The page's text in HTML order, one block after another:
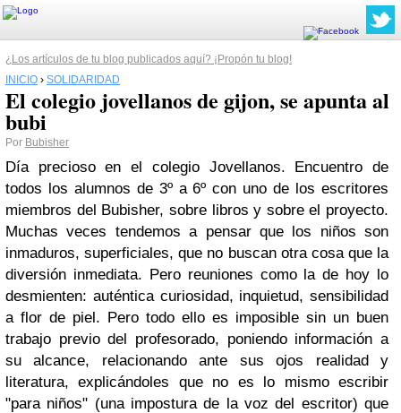
¿Los artículos de tu blog publicados aquí? ¡Propón tu blog!
INICIO › SOLIDARIDAD
El colegio jovellanos de gijon, se apunta al
bubi
Por Bubisher
Día precioso en el colegio Jovellanos. Encuentro de
todos los alumnos de 3º a 6º con uno de los escritores
miembros del Bubisher, sobre libros y sobre el proyecto.
Muchas veces tendemos a pensar que los niños son
inmaduros, superficiales, que no buscan otra cosa que la
diversión inmediata. Pero reuniones como la de hoy lo
desmienten: auténtica curiosidad, inquietud, sensibilidad
a flor de piel. Pero todo ello es imposible sin un buen
trabajo previo del profesorado, poniendo información a
su alcance, relacionando ante sus ojos realidad y
literatura, explicándoles que no es lo mismo escribir
"para niños" (una impostura de la voz del escritor) que